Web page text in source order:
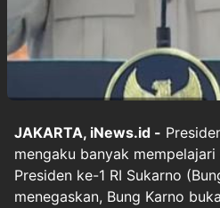
JAKARTA, iNews.id -
mengaku banyak
Presiden ke-1 RI Sukarno
menegaskan, Bung Karno